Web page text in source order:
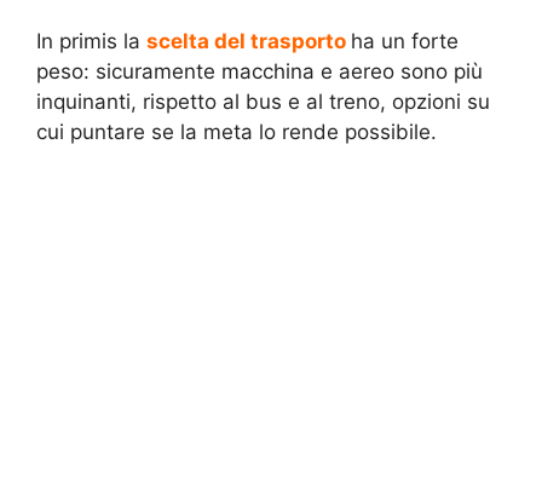
In primis la scelta del trasporto ha un forte
peso: sicuramente macchina e aereo sono più
inquinanti, rispetto al bus e al treno, opzioni su
cui puntare se la meta lo rende possibile.